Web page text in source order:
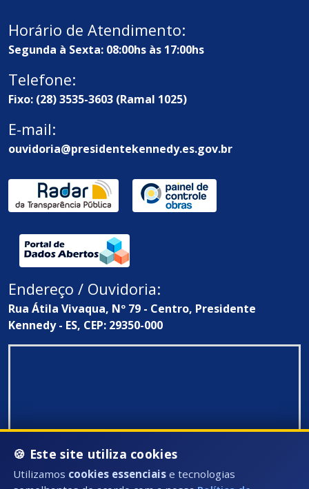
Horário de Atendimento:
Segunda à Sexta: 08:00hs às 17:00hs
Telefone:
Fixo: (28) 3535-3603 (Ramal 1025)
E-mail:
ouvidoria@presidentekennedy.es.gov.br
Endereço / Ouvidoria:
Rua Átila Vivaqua, Nº 79 - Centro, Presidente
Kennedy - ES, CEP: 29350-000
🍪 Este site utiliza cookies
Utilizamos cookies essenciais e tecnologias